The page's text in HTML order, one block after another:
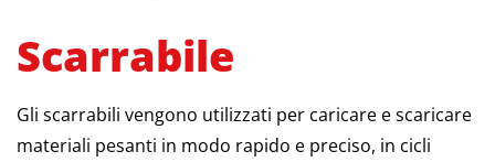
Scarrabile
Gli scarrabili vengono utilizzati per caricare e scaricare
materiali pesanti in modo rapido e preciso, in cicli